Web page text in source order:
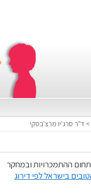
> ד"ר סרג'יו מרצ'בסקי
ההתמכרויות ובמחקר
בישראל לפי דירוג